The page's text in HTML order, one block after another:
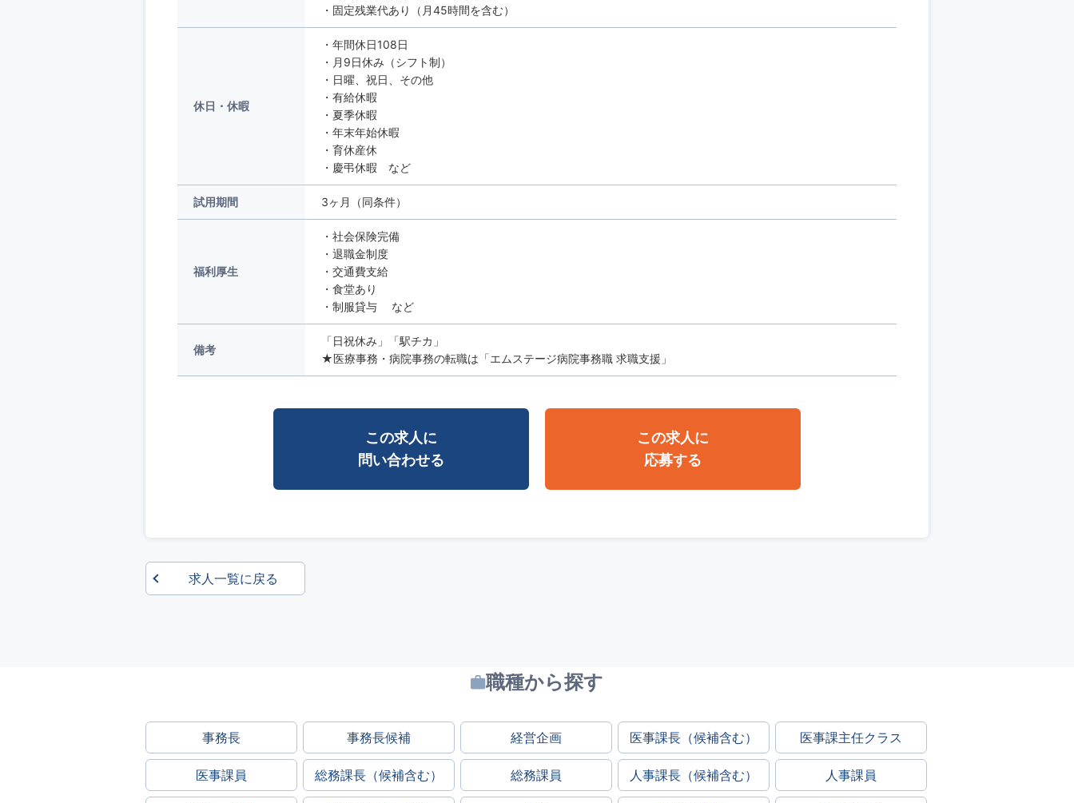
・固定残業代あり（月45時間を含む）
休日・休暇
・年間休日108日
・月9日休み（シフト制）
・日曜、祝日、その他
・有給休暇
・夏季休暇
・年末年始休暇
・育休産休
・慶弔休暇 など
試用期間 3ヶ月（同条件）
福利厚生
・社会保険完備
・退職金制度
・交通費支給
・食堂あり
・制服貸与 など
備考
「日祝休み」「駅チカ」
★医療事務・病院事務の転職は「エムステージ病院事務職 求職支援」
この求人に
問い合わせる
この求人に
応募する
求人一覧に戻る
職種から探す
事務長 事務長候補 経営企画 医事課長（候補含む） 医事課主任クラス
医事課員 総務課長（候補含む） 総務課員 人事課長（候補含む） 人事課員